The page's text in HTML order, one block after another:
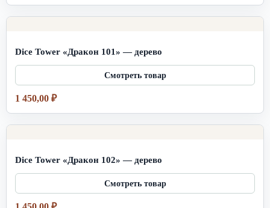
Dice Tower «Дракон 101» — дерево
1 450,00 ₽
Dice Tower «Дракон 102» — дерево